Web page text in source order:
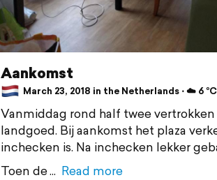
Aankomst
March 23, 2018 in the Netherlands ⋅ ☁️ 6 °C
Vanmiddag rond half twee
landgoed. Bij aankomst het plaza
inchecken is. Na inchecken lekker
Toen de
Read more